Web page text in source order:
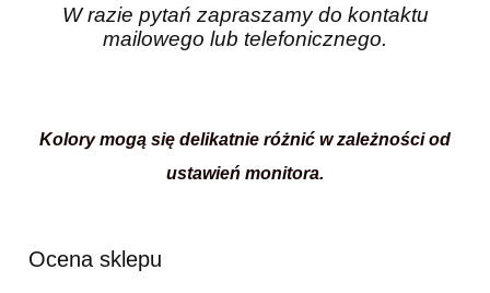
W razie pytań zapraszamy do kontaktu
mailowego lub telefonicznego.
Kolory mogą się delikatnie różnić w zależności od
ustawień monitora.
Ocena sklepu